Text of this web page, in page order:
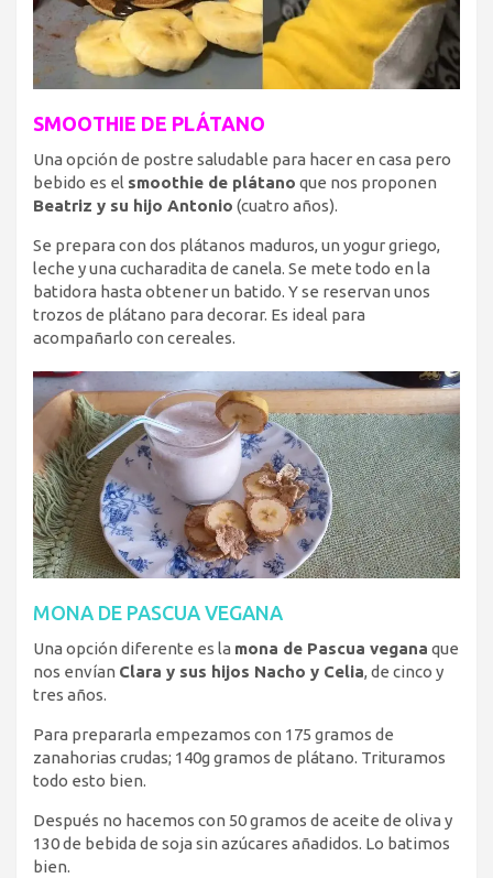
SMOOTHIE DE PLÁTANO
Una opción de postre saludable para hacer en casa pero
bebido es el smoothie de plátano que nos proponen
Beatriz y su hijo Antonio (cuatro años).
Se prepara con dos plátanos maduros, un yogur griego,
leche y una cucharadita de canela. Se mete todo en la
batidora hasta obtener un batido. Y se reservan unos
trozos de plátano para decorar. Es ideal para
acompañarlo con cereales.
MONA DE PASCUA VEGANA
Una opción diferente es la mona de Pascua vegana que
nos envían Clara y sus hijos Nacho y Celia, de cinco y
tres años.
Para prepararla empezamos con 175 gramos de
zanahorias crudas; 140g gramos de plátano. Trituramos
todo esto bien.
Después no hacemos con 50 gramos de aceite de oliva y
130 de bebida de soja sin azúcares añadidos. Lo batimos
bien.